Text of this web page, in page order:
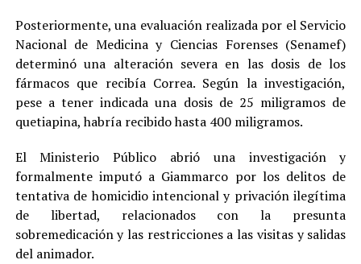
Posteriormente, una evaluación realizada por el Servicio
Nacional de Medicina y Ciencias Forenses (Senamef)
determinó una alteración severa en las dosis de los
fármacos que recibía Correa. Según la investigación,
pese a tener indicada una dosis de 25 miligramos de
quetiapina, habría recibido hasta 400 miligramos.
El Ministerio Público abrió una investigación y
formalmente imputó a Giammarco por los delitos de
tentativa de homicidio intencional y privación ilegítima
de libertad, relacionados con la presunta
sobremedicación y las restricciones a las visitas y salidas
del animador.